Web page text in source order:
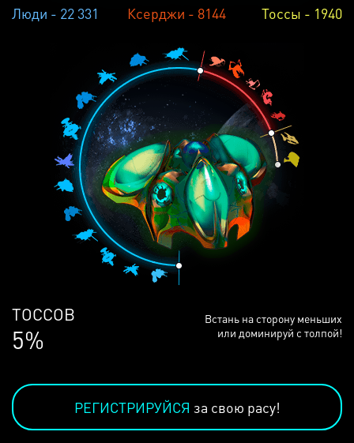
Люди - 22 331 Ксерджи - 8144 Тоссы - 1940
ЛЮДЕЙ
68%
Встань на сторону меньших
или доминируй с толпой!
РЕГИСТРИРУЙСЯ за свою расу!